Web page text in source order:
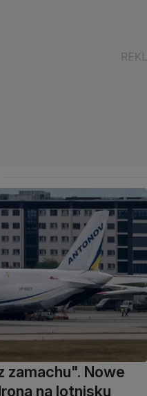
zamachu". Nowe
na lotnisku